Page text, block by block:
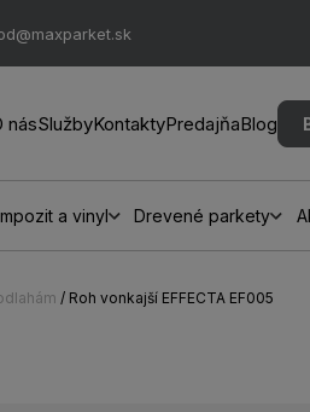
násSlužbyKontaktyPredajňaBlog
a vinyl Drevené parkety
/ Roh vonkajší EFFECTA EF005